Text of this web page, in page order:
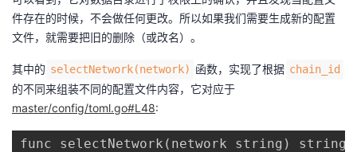
件存在的时候，不会做任何更改。所以如果我们需要生成新的配置
文件，就需要把旧的删除（或改名）。
其中的 selectNetwork(network) 函数，实现了根据 chain_id
的不同来组装不同的配置文件内容，它对应于
master/config/toml.go#L48:
func selectNetwork(network string) string